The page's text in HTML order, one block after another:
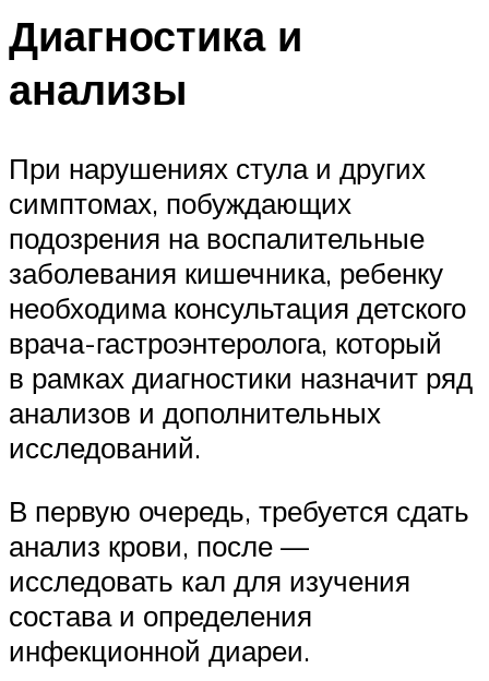
Диагностика и
анализы
При нарушениях стула и других
симптомах, побуждающих
подозрения на воспалительные
заболевания кишечника, ребенку
необходима консультация детского
врача-гастроэнтеролога, который
в рамках диагностики назначит ряд
анализов и дополнительных
исследований.
В первую очередь, требуется сдать
анализ крови, после —
исследовать кал для изучения
состава и определения
инфекционной диареи.